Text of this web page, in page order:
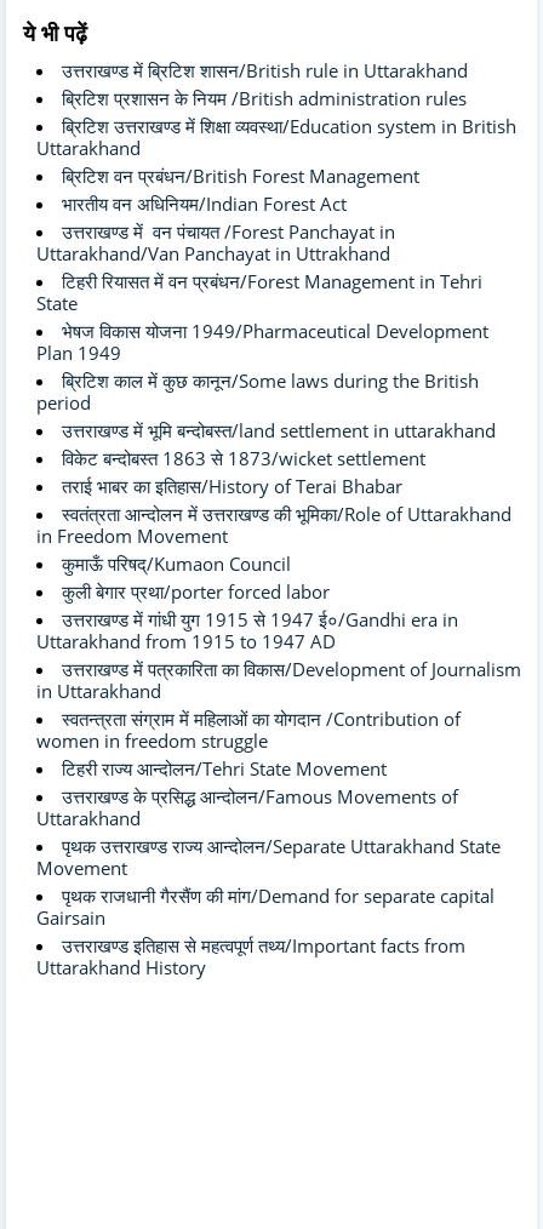
ये भी पढ़ें
उत्तराखण्ड में ब्रिटिश शासन/British rule in Uttarakhand
ब्रिटिश प्रशासन के नियम /British administration rules
ब्रिटिश उत्तराखण्ड में शिक्षा व्यवस्था/Education system in British
Uttarakhand
ब्रिटिश वन प्रबंधन/British Forest Management
भारतीय वन अधिनियम/Indian Forest Act
उत्तराखण्ड में वन पंचायत /Forest Panchayat in
Uttarakhand/Van Panchayat in Uttrakhand
टिहरी रियासत में वन प्रबंधन/Forest Management in Tehri
State
भेषज विकास योजना 1949/Pharmaceutical Development
Plan 1949
ब्रिटिश काल में कुछ कानून/Some laws during the British
period
उत्तराखण्ड में भूमि बन्दोबस्त/land settlement in uttarakhand
विकेट बन्दोबस्त 1863 से 1873/wicket settlement
तराई भाबर का इतिहास/History of Terai Bhabar
स्वतंत्रता आन्दोलन में उत्तराखण्ड की भूमिका/Role of Uttarakhand
in Freedom Movement
कुमाऊँ परिषद्/Kumaon Council
कुली बेगार प्रथा/porter forced labor
उत्तराखण्ड में गांधी युग 1915 से 1947 ई०/Gandhi era in
Uttarakhand from 1915 to 1947 AD
उत्तराखण्ड में पत्रकारिता का विकास/Development of Journalism
in Uttarakhand
स्वतन्त्रता संग्राम में महिलाओं का योगदान /Contribution of
women in freedom struggle
टिहरी राज्य आन्दोलन/Tehri State Movement
उत्तराखण्ड के प्रसिद्ध आन्दोलन/Famous Movements of
Uttarakhand
पृथक उत्तराखण्ड राज्य आन्दोलन/Separate Uttarakhand State
Movement
पृथक राजधानी गैरसैंण की मांग/Demand for separate capital
Gairsain
उत्तराखण्ड इतिहास से महत्वपूर्ण तथ्य/Important facts from
Uttarakhand History